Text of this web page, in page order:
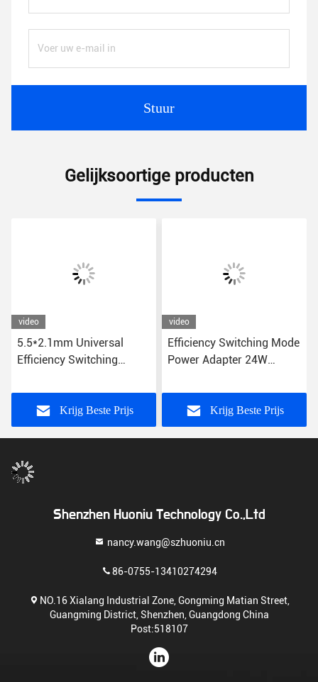
Stuur
Gelijksoortige producten
video
5.5*2.1mm Universal
Efficiency Switching
Spanningsbescherming
12V DC US/EU/UK/AU
Plug
Krijg Beste Prijs
video
Efficiency Switching Mode
Power Adapter 24W
FCC RoHS gecertificeerd
Krijg Beste Prijs
Shenzhen Huoniu Technology Co.,Ltd
nancy.wang@szhuoniu.cn
86-0755-13410274294
NO.16 Xialang Industrial Zone, Gongming Matian Street,
Guangming District, Shenzhen, Guangdong China
Post:518107